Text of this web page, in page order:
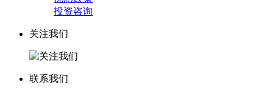
投资咨询
关注我们
联系我们